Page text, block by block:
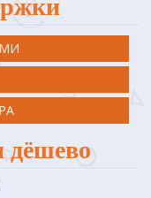
дёшево